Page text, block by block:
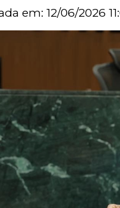
em: 12/06/2026